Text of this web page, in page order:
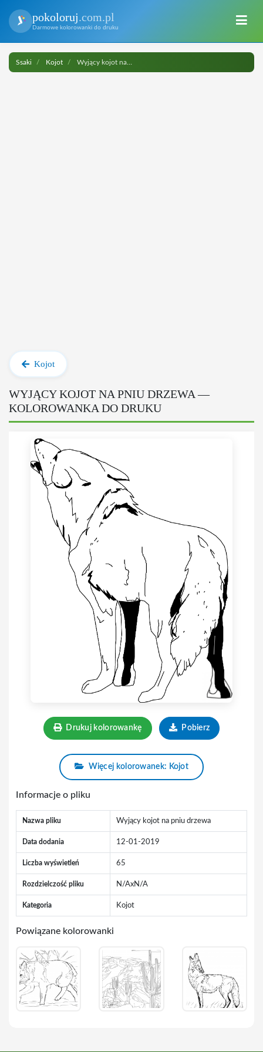
pokoloruj.com.pl
Darmowe kolorowanki do druku
Ssaki Kojot Wyjący kojot na pniu drzewa do druku
Kojot
WYJĄCY KOJOT NA PNIU DRZEWA —
KOLOROWANKA DO DRUKU
Drukuj kolorowankę Pobierz
Więcej kolorowanek: Kojot
Informacje o pliku
Nazwa pliku Wyjący kojot na pniu drzewa
Data dodania 12-01-2019
Liczba wyświetleń 65
Rozdzielczość pliku N/AxN/A
Kategoria Kojot
Powiązane kolorowanki